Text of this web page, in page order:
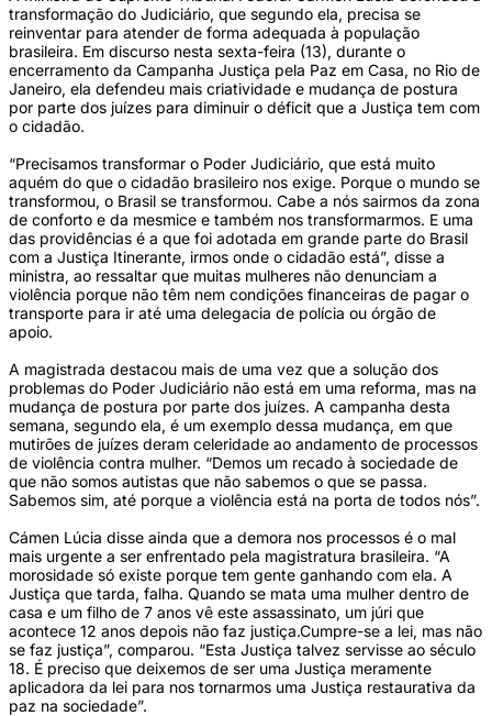
transformação do Judiciário, que segundo ela, precisa se
reinventar para atender de forma adequada à população
brasileira. Em discurso nesta sexta-feira (13), durante o
encerramento da Campanha Justiça pela Paz em Casa, no Rio de
Janeiro, ela defendeu mais criatividade e mudança de postura
por parte dos juízes para diminuir o déficit que a Justiça tem com
o cidadão.
“Precisamos transformar o Poder Judiciário, que está muito
aquém do que o cidadão brasileiro nos exige. Porque o mundo se
transformou, o Brasil se transformou. Cabe a nós sairmos da zona
de conforto e da mesmice e também nos transformarmos. E uma
das providências é a que foi adotada em grande parte do Brasil
com a Justiça Itinerante, irmos onde o cidadão está”, disse a
ministra, ao ressaltar que muitas mulheres não denunciam a
violência porque não têm nem condições financeiras de pagar o
transporte para ir até uma delegacia de polícia ou órgão de
apoio.
A magistrada destacou mais de uma vez que a solução dos
problemas do Poder Judiciário não está em uma reforma, mas na
mudança de postura por parte dos juízes. A campanha desta
semana, segundo ela, é um exemplo dessa mudança, em que
mutirões de juízes deram celeridade ao andamento de processos
de violência contra mulher. “Demos um recado à sociedade de
que não somos autistas que não sabemos o que se passa.
Sabemos sim, até porque a violência está na porta de todos nós”.
Cámen Lúcia disse ainda que a demora nos processos é o mal
mais urgente a ser enfrentado pela magistratura brasileira. “A
morosidade só existe porque tem gente ganhando com ela. A
Justiça que tarda, falha. Quando se mata uma mulher dentro de
casa e um filho de 7 anos vê este assassinato, um júri que
acontece 12 anos depois não faz justiça.Cumpre-se a lei, mas não
se faz justiça”, comparou. “Esta Justiça talvez servisse ao século
18. É preciso que deixemos de ser uma Justiça meramente
aplicadora da lei para nos tornarmos uma Justiça restaurativa da
paz na sociedade”.